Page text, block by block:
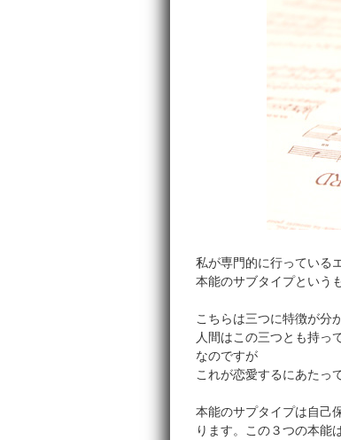
私が専門的に行っている
本能のサブタイプという
こちらは三つに特徴が分
人間はこの三つとも持っ
なのですが
これが恋愛するにあたっ
本能のサプタイプは自己
ります。この３つの本能